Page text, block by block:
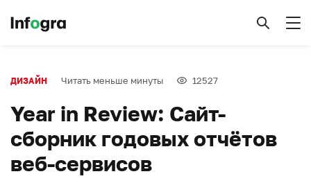
ДИЗАЙН Читать меньше минуты 12527
Year in Review: Сайт-
сборник годовых отчётов
веб-сервисов